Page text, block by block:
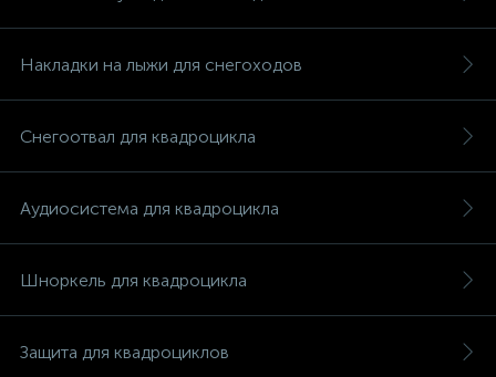
Накладки на лыжи для снегоходов
Снегоотвал для квадроцикла
Аудиосистема для квадроцикла
Шноркель для квадроцикла
Защита для квадроциклов